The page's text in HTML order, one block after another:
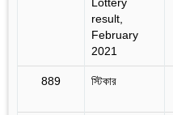
result,
February
2021
889 স্টিকার